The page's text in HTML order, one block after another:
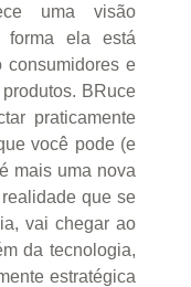
uma visão
ela está
consumidores e
BRuce
praticamente
você pode (e
mais uma nova
que se
vai chegar ao
da tecnologia,
estratégica